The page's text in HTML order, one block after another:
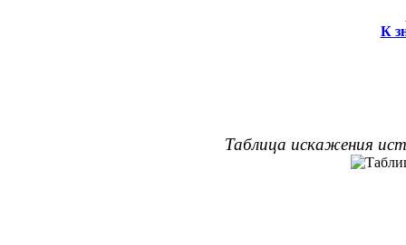
К
Таблица искажения